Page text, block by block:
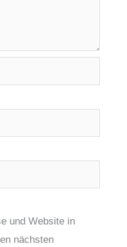
und Website in
nächsten